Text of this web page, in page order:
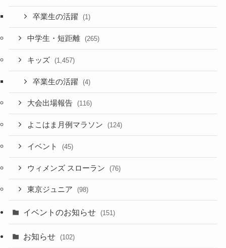
卒業生の活躍 (1)
中学生・短距離 (265)
キッズ (1,457)
卒業生の活躍 (4)
大会出場報告 (116)
よこはま月例マラソン (124)
イベント (45)
ウィメンズ スローラン (76)
東京ジュニア (98)
イベントのお知らせ (151)
お知らせ (102)